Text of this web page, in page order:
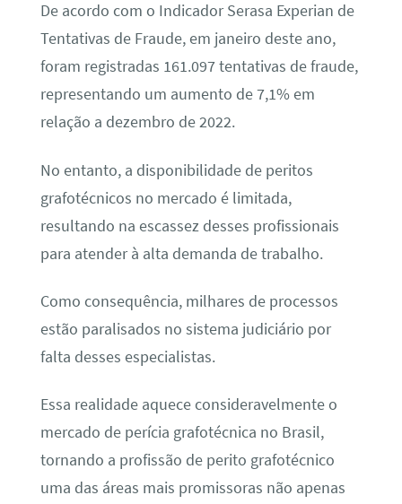
De acordo com o Indicador Serasa Experian de
Tentativas de Fraude, em janeiro deste ano,
foram registradas 161.097 tentativas de fraude,
representando um aumento de 7,1% em
relação a dezembro de 2022.
No entanto, a disponibilidade de peritos
grafotécnicos no mercado é limitada,
resultando na escassez desses profissionais
para atender à alta demanda de trabalho.
Como consequência, milhares de processos
estão paralisados no sistema judiciário por
falta desses especialistas.
Essa realidade aquece consideravelmente o
mercado de perícia grafotécnica no Brasil,
tornando a profissão de perito grafotécnico
uma das áreas mais promissoras não apenas